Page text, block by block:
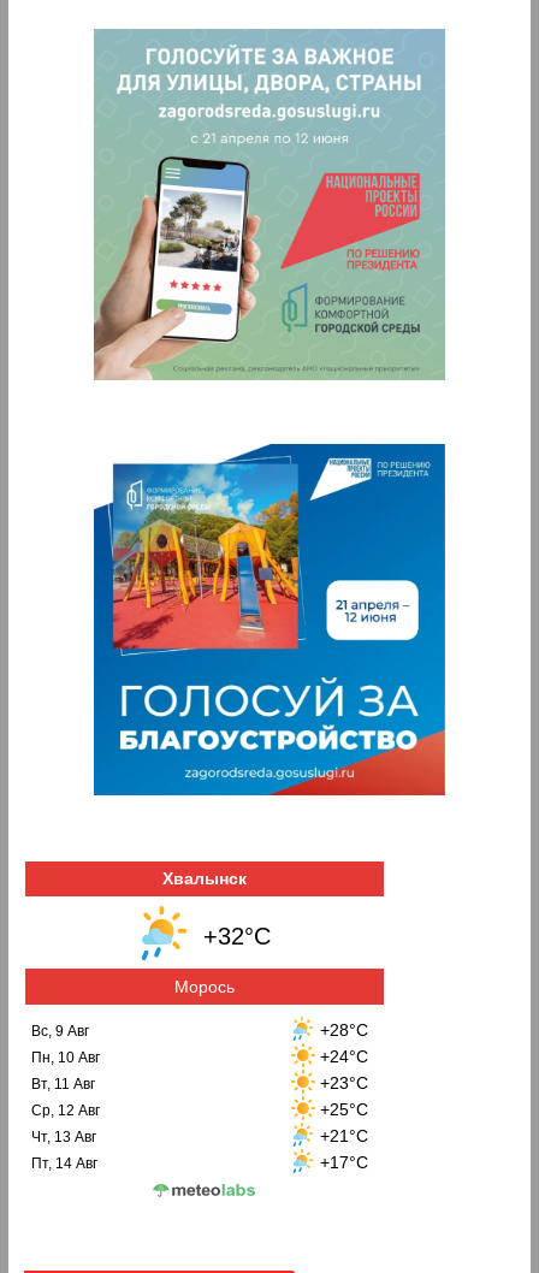
Хвалынск
+32°C
Морось
Вс, 9 Авг +28°C
Пн, 10 Авг +24°C
Вт, 11 Авг +23°C
Ср, 12 Авг +25°C
Чт, 13 Авг +21°C
Пт, 14 Авг +17°C